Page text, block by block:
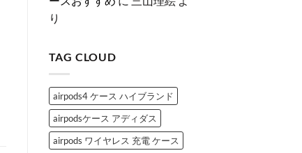
iPhone
へ
風
す
3
選
へ
の
り
TAG CLOUD
airpods4 ケース ハイブランド
airpodsケース アディダス
airpods ワイヤレス 充電 ケース